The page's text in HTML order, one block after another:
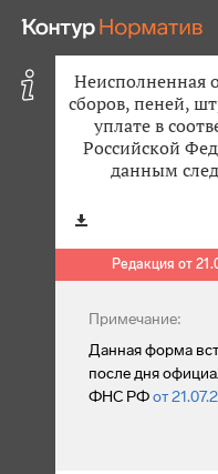
Неисполненная
сборов, пеней,
уплате в
Российской
данным
Редакция от
Примечание:
Данная форма
после дня
ФНС РФот